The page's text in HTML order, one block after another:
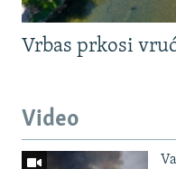
Vrbas prkosi
Video